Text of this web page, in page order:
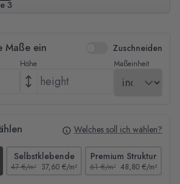
3
Maße ein Zuschneiden
Höhe Maßeinheit
Welches soll ich wählen?
Selbstklebende
47 €/m² 37,60 €/m²
Premium Struktur
61 €/m² 48,80 €/m²